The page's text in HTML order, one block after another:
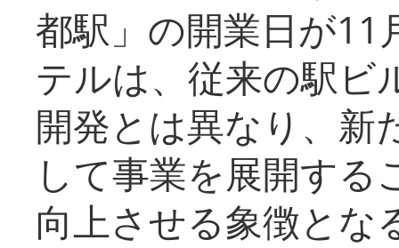
都駅」の開業日が11
テルは、従来の駅ビ
開発とは異なり、新
して事業を展開する
向上させる象徴とな